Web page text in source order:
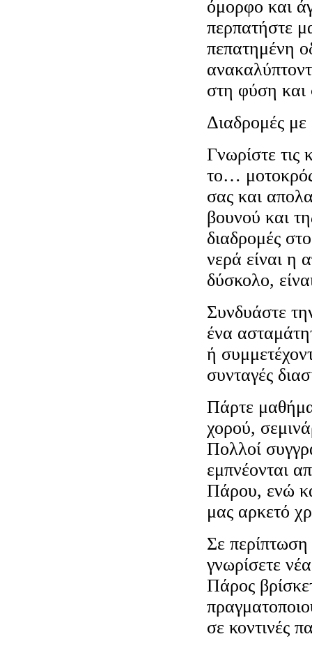
όμορφο και
περπατήστε
πεπατημένη
στη φύση και
Διαδρομές
Γνωρίστε τις
το…
σας και
βουνού και
διαδρομές
νερά είναι η
δύσκολο,
Συνδυάστε
ένα
ή
συνταγές
Πάρτε
χορού,
Πολλοί
εμπνέονται
Πάρου, ενώ
μας αρκετό
Σε περίπτωση
γνωρίσετε
Πάρος
σε κοντινές